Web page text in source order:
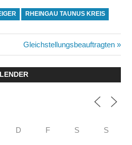
RHEINGAU TAUNUS KREIS
Nächster
Beitrag:
Gleichstellungsbeauftragten
D F S S